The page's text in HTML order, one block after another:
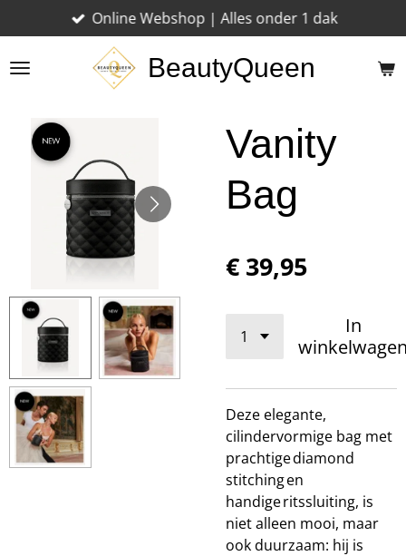
direct
naar
BeautyQueen
Online Webshop | Alles onder 1 dak
Vanity
Bag
€ 39,95
In
Deze elegante,
cilindervormige bag met
prachtige diamond
stitching en
handige ritssluiting, is
niet alleen mooi, maar
ook duurzaam: hij is